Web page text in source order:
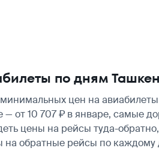
по дням
цен на
от 10 707 ₽ в январе, самые
цены на рейсы туда-
обратные рейсы по каждому